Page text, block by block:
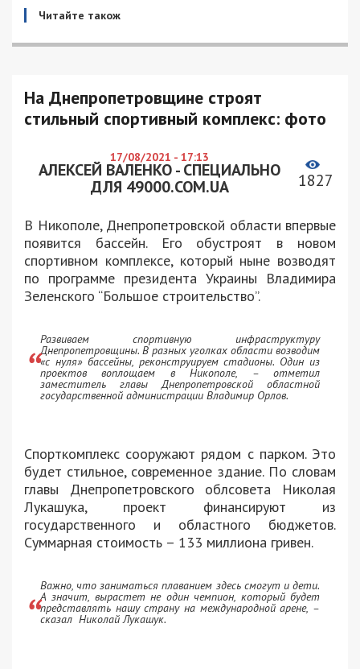
Читайте також
На Днепропетровщине строят
стильный спортивный комплекс: фото
17/08/2021 - 17:13
АЛЕКСЕЙ ВАЛЕНКО - СПЕЦИАЛЬНО
ДЛЯ 49000.COM.UA
1827
В Никополе, Днепропетровской области впервые
появится бассейн. Его обустроят в новом
спортивном комплексе, который ныне возводят
по программе президента Украины Владимира
Зеленского “Большое строительство”.
Развиваем спортивную инфраструктуру
Днепропетровщины. В разных уголках области возводим
«с нуля» бассейны, реконструируем стадионы. Один из
проектов воплощаем в Никополе, – отметил
заместитель главы Днепропетровской областной
государственной администрации Владимир Орлов.
Спорткомплекс сооружают рядом с парком. Это
будет стильное, современное здание. По словам
главы Днепропетровского облсовета Николая
Лукашука, проект финансируют из
государственного и областного бюджетов.
Суммарная стоимость – 133 миллиона гривен.
Важно, что заниматься плаванием здесь смогут и дети.
А значит, вырастет не один чемпион, который будет
представлять нашу страну на международной арене, –
сказал Николай Лукашук.